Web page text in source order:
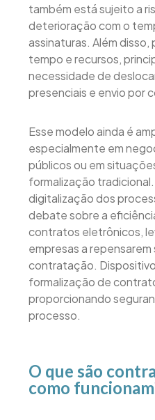
também está sujeito a
deterioração com o
assinaturas. Além disso,
tempo e recursos,
necessidade de
presenciais e envio por
Esse modelo ainda é
especialmente em
públicos ou em
formalização
digitalização dos
debate sobre a
contratos eletrônicos,
empresas a
contratação.
formalização de
proporcionando
processo.
O que são
como